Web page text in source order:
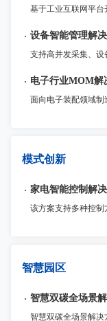
设备智能管理解
电子行业MOM解
模式创新
家电智能控制解
智慧园区
智慧双碳全场景